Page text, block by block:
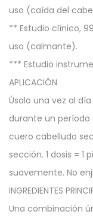
uso (caída del
** Estudio clínico,
uso (calmante).
*** Estudio
APLICACIÓN
Úsalo una vez al
durante un período
cuero cabelludo
sección. 1 dosis =
suavemente. No
INGREDIENTES
Una combinación